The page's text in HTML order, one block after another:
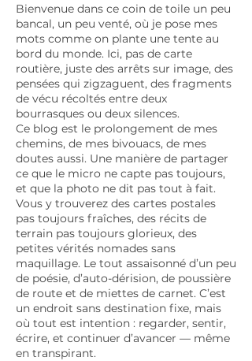
Bienvenue dans ce coin de toile un peu
bancal, un peu venté, où je pose mes
mots comme on plante une tente au
bord du monde. Ici, pas de carte
routière, juste des arrêts sur image, des
pensées qui zigzaguent, des fragments
de vécu récoltés entre deux
bourrasques ou deux silences.
Ce blog est le prolongement de mes
chemins, de mes bivouacs, de mes
doutes aussi. Une manière de partager
ce que le micro ne capte pas toujours,
et que la photo ne dit pas tout à fait.
Vous y trouverez des cartes postales
pas toujours fraîches, des récits de
terrain pas toujours glorieux, des
petites vérités nomades sans
maquillage. Le tout assaisonné d’un peu
de poésie, d’auto-dérision, de poussière
de route et de miettes de carnet. C’est
un endroit sans destination fixe, mais
où tout est intention : regarder, sentir,
écrire, et continuer d’avancer — même
en transpirant.